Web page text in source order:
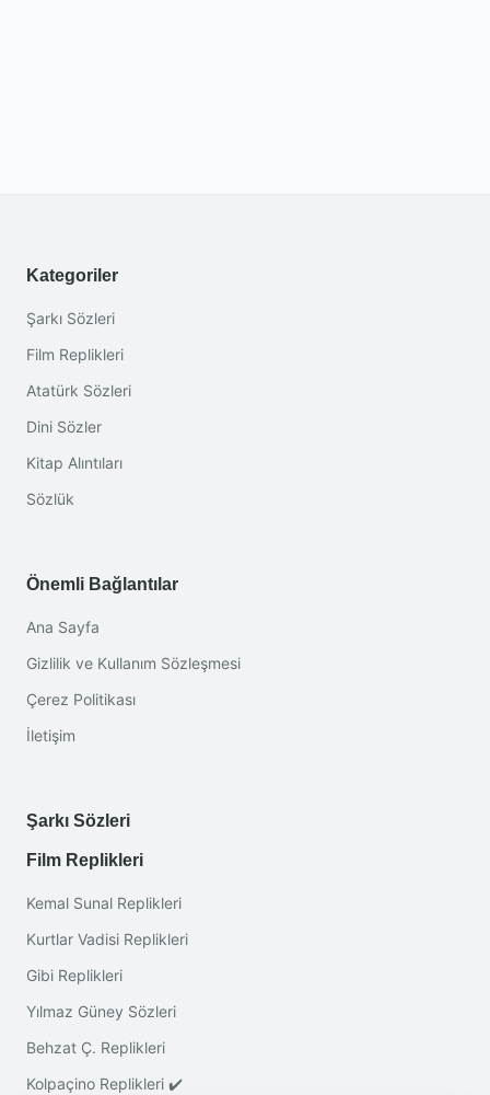
Kategoriler
Şarkı Sözleri
Film Replikleri
Atatürk Sözleri
Dini Sözler
Kitap Alıntıları
Sözlük
Önemli Bağlantılar
Ana Sayfa
Gizlilik ve Kullanım Sözleşmesi
Çerez Politikası
İletişim
Şarkı Sözleri
Film Replikleri
Kemal Sunal Replikleri
Kurtlar Vadisi Replikleri
Gibi Replikleri
Yılmaz Güney Sözleri
Behzat Ç. Replikleri
Kolpaçino Replikleri ✔️